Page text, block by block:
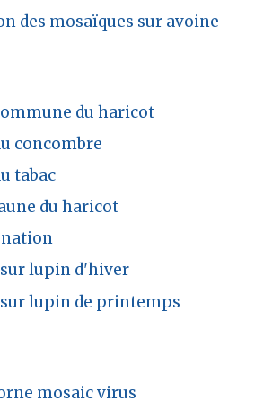
des mosaïques sur avoine
du haricot
concombre
tabac
du haricot
lupin d'hiver
lupin de printemps
mosaic virus